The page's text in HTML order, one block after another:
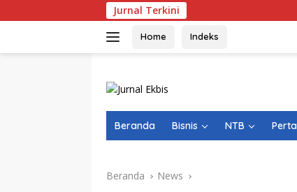
ke
Jurnal Terkini
Home Indeks
Beranda Bisnis NTB
Beranda News